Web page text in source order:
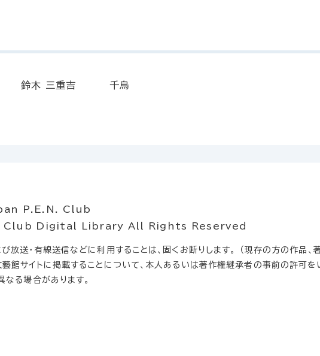
鈴木 三重吉 千鳥
P.E.N. Club
Club Digital Library All Rights Reserved
送・有線送信などに利用することは、固くお断りします。 （現存の方の作品、
館サイトに掲載することについて、本人あるいは著作権継承者の事前の許可を
る場合があります。